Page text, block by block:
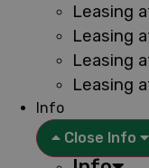
Leasing
Leasing
Leasing
Leasing
Info
Close Info